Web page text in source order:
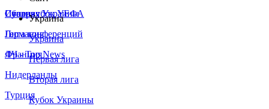
Сборная Украины
Италия
Германия
Франция
Нидерланды
Турция
Суперкубок УЕФА
Лига конференций
ЛЧ - Top News
Украина
Украина
Первая лига
Вторая лига
Кубок Украины